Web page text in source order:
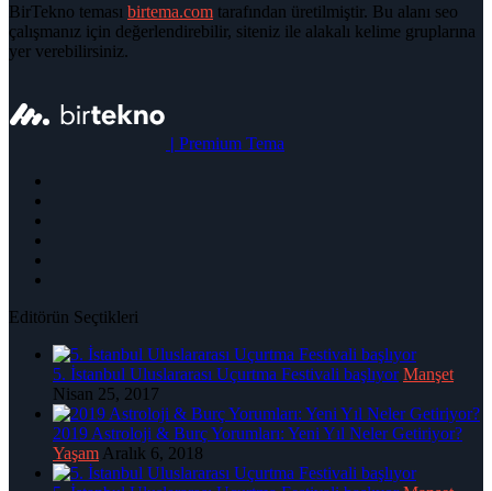
BirTekno teması birtema.com tarafından üretilmiştir. Bu alanı seo
çalışmanız için değerlendirebilir, siteniz ile alakalı kelime gruplarına
yer verebilirsiniz.
| Premium Tema
Editörün Seçtikleri
5. İstanbul Uluslararası Uçurtma Festivali başlıyor Manşet
Nisan 25, 2017
2019 Astroloji & Burç Yorumları: Yeni Yıl Neler Getiriyor?
Yaşam Aralık 6, 2018